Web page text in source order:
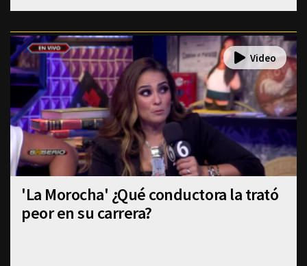
'La Morocha' ¿Qué conductora la trató
peor en su carrera?